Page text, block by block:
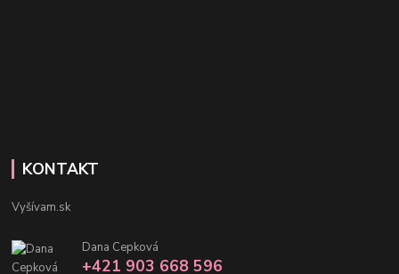
KONTAKT
Vyšívam.sk
Dana Cepková
+421 903 668 596